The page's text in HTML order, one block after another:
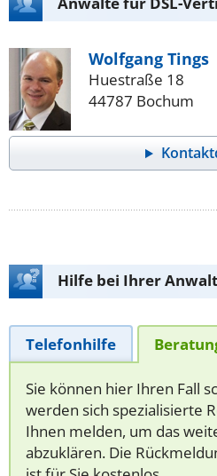
Wolfgang Tings
Huestraße 18
44787 Bochum
Hilfe bei Ihrer
Telefonhilfe
Sie können hier Ihren Fall
werden sich spezialisierte
Ihnen melden, um das
abzuklären. Die